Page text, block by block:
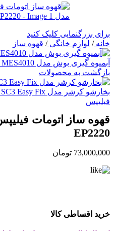
برای بزرگنمایی کلیک کنید
خانه/ لوازم خانگی/ قهوه ساز
آبمیوه گیری بوش مدل MES4010
بازگشت به محصولات
بخارشو کرشر مدل SC3 Easy Fix
فیلیپس
EP2220
73,000,000 تومان
خرید اقساطی کالا